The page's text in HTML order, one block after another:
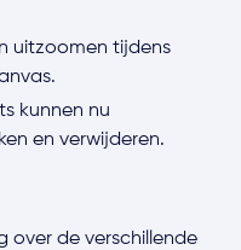
uitzoomen tijdens
kunnen nu
en verwijderen.
over de verschillende